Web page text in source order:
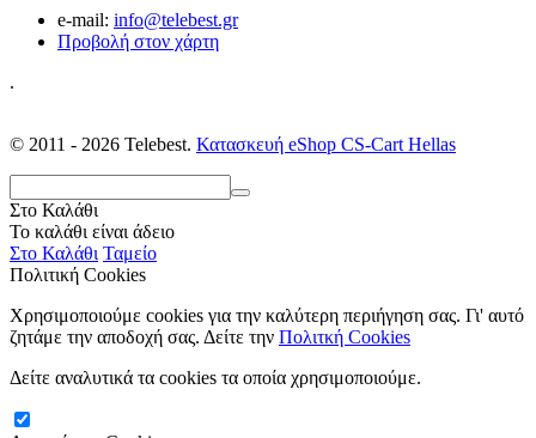
e-mail: info@telebest.gr
Προβολή στον χάρτη
.
© 2011 - 2026 Telebest. Κατασκευή eShop CS-Cart Hellas
Στο Καλάθι
Το καλάθι είναι άδειο
Στο Καλάθι Ταμείο
Πολιτική Cookies
Χρησιμοποιούμε cookies για την καλύτερη περιήγηση σας. Γι' αυτό
ζητάμε την αποδοχή σας. Δείτε την Πολιτκή Cookies
Δείτε αναλυτικά τα cookies τα οποία χρησιμοποιούμε.